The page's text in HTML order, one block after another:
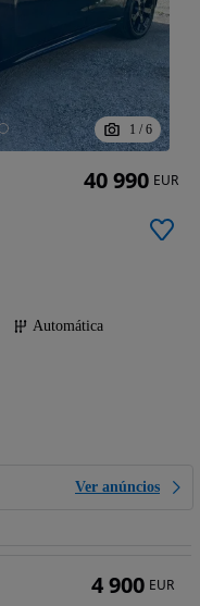
1 / 6
Automática
Ver anúncios
40 990 EUR
4 900 EUR